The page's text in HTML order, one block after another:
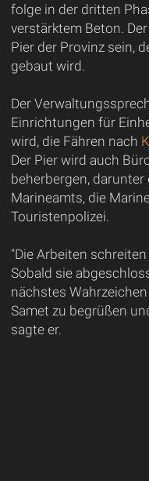
folge in der dritten
verstärktem Beton.
Pier der Provinz sein,
gebaut wird.
Der
Einrichtungen für
wird, die Fähren nach
Der Pier wird auch
beherbergen,
Marineamts, die
Touristenpolizei.
"Die Arbeiten
Sobald sie
nächstes
Samet zu begrüßen
sagte er.